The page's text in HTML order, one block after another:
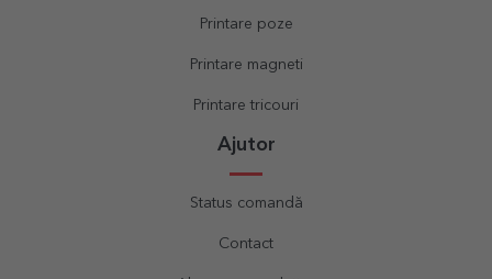
Printare poze
Printare magneti
Printare tricouri
Ajutor
Status comandă
Contact